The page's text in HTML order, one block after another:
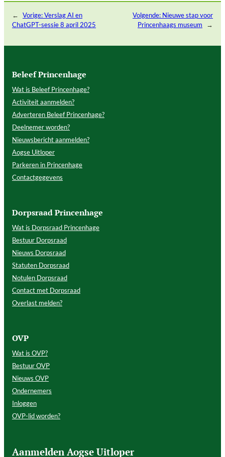
← Vorige:Verslag AI en
ChatGPT-sessie 8 april 2025
Volgende: Nieuwe stap voor
Princenhaags museum
→
Beleef Princenhage
Wat is Beleef Princenhage?
Activiteit aanmelden?
Adverteren Beleef Princenhage?
Deelnemer worden?
Nieuwsbericht aanmelden?
Aogse Uitloper
Parkeren in Princenhage
Contactgegevens
Dorpsraad Princenhage
Wat is Dorpsraad Princenhage
Bestuur Dorpsraad
Nieuws Dorpsraad
Statuten Dorpsraad
Notulen Dorpsraad
Contact met Dorpsraad
Overlast melden?
OVP
Wat is OVP?
Bestuur OVP
Nieuws OVP
Ondernemers
Inloggen
OVP-lid worden?
Aanmelden Aogse Uitloper